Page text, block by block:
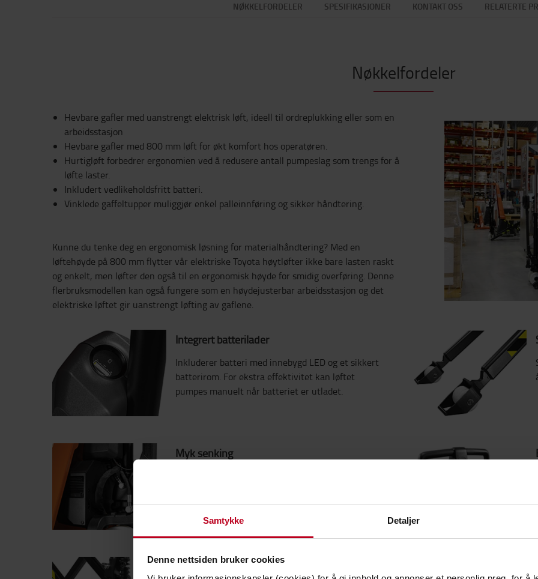
Samtykke Detaljer
Denne nettsiden bruker cookies
NØKKELFORDELER SPESIFIKASJONER KONTAKT OSS RELATERTE
Nøkkelfordeler
Hevbare gafler med uanstrengt elektrisk løft, ideell til ordreplukking eller som en
arbeidsstasjon
Hevbare gafler med 800 mm løft for økt komfort hos operatøren.
Hurtigløft forbedrer ergonomien ved å redusere antall pumpeslag som trengs for å
løfte laster.
Inkludert vedlikeholdsfritt batteri.
Vinklede gaffeltupper muliggjør enkel palleinnføring og sikker håndtering.
Kunne du tenke deg en ergonomisk løsning for materialhåndtering? Med en
løftehøyde på 800 mm flytter vår elektriske Toyota høytløfter ikke bare lasten raskt
og enkelt, men løfter den også til en ergonomisk høyde for smidig overføring. Denne
flerbruksmodellen kan også fungere som en høydejusterbar arbeidsstasjon og det
elektriske løftet gir uanstrengt løfting av gaflene.
Integrert batterilader
Inkluderer batteri med innebygd LED og et sikkert
batterirom. For ekstra effektivitet kan løftet
pumpes manuelt når batteriet er utladet.
Myk senking
Stabilisatorer